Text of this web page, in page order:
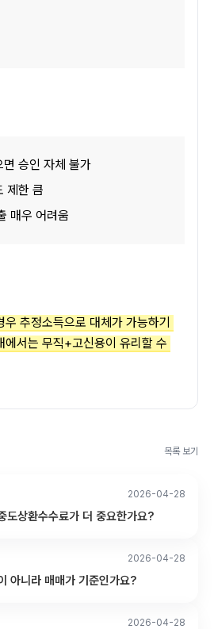
승인 자체 불가
제한 큼
매우 어려움
추정소득으로 대체가 가능하기
에서는 무직+고신용이 유리할 수
목록 보기
2026-04-28
도상환수수료가 더 중요한가요?
2026-04-28
아니라 매매가 기준인가요?
2026-04-28